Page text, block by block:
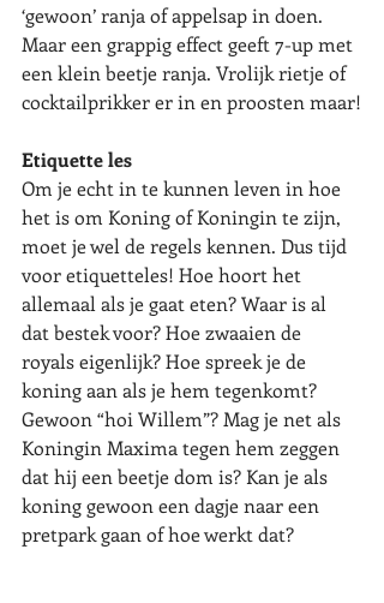
‘gewoon’ ranja of appelsap in doen.
Maar een grappig effect geeft 7-up met
een klein beetje ranja. Vrolijk rietje of
cocktailprikker er in en proosten maar!
Etiquette les
Om je echt in te kunnen leven in hoe
het is om Koning of Koningin te zijn,
moet je wel de regels kennen. Dus tijd
voor etiquetteles! Hoe hoort het
allemaal als je gaat eten? Waar is al
dat bestek voor? Hoe zwaaien de
royals eigenlijk? Hoe spreek je de
koning aan als je hem tegenkomt?
Gewoon “hoi Willem”? Mag je net als
Koningin Maxima tegen hem zeggen
dat hij een beetje dom is? Kan je als
koning gewoon een dagje naar een
pretpark gaan of hoe werkt dat?